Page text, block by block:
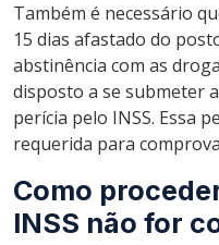
Também é necessário
15 dias afastado do
abstinência com as
disposto a se submeter
perícia pelo INSS. Essa
requerida para
Como
INSS não for